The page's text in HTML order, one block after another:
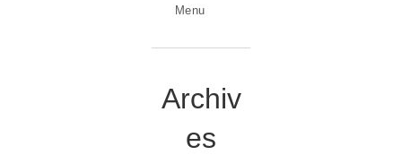
Menu
Archiv
es